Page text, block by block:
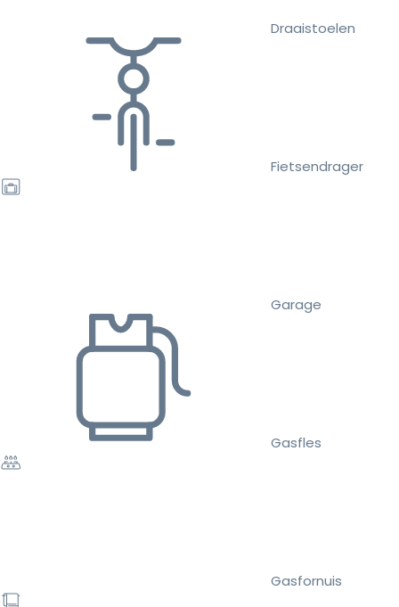
Draaistoelen
Fietsendrager
Garage
Gasfles
Gasfornuis